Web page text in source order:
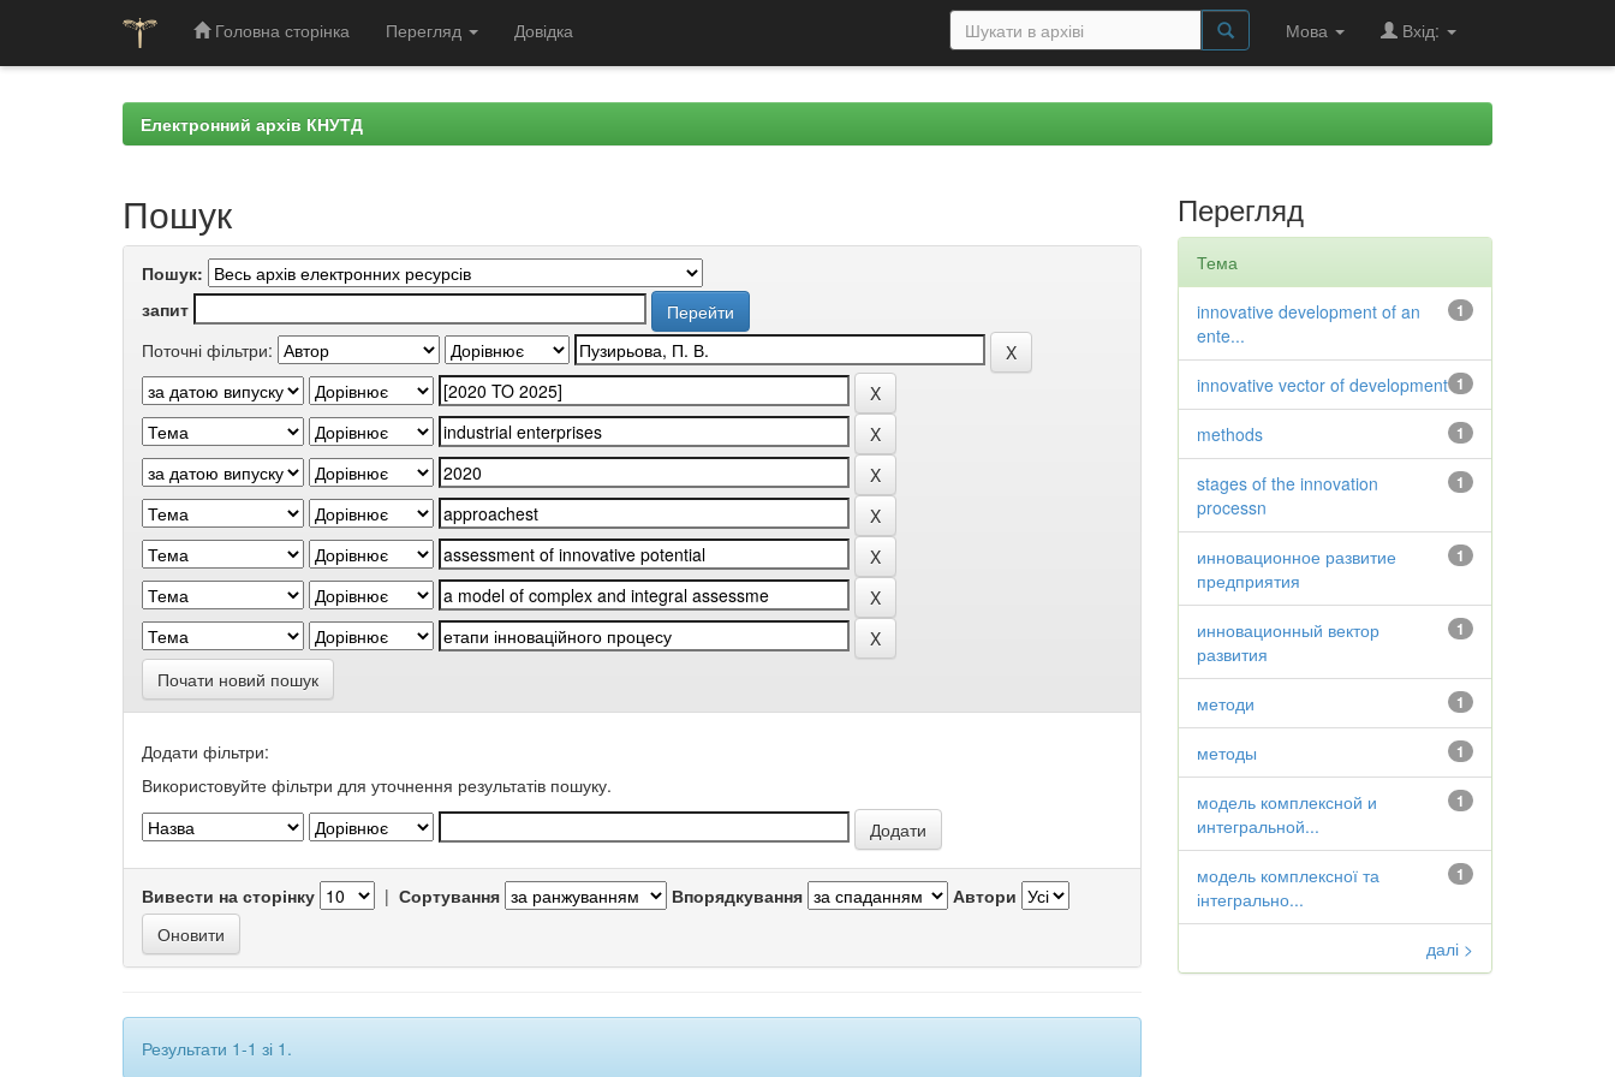
Головна сторінка Перегляд Довідка Мова Вхід:
Електронний архів КНУТД
Пошук
Пошук:
запит
Поточні фільтри:
Почати новий пошук
Додати фільтри:
Використовуйте фільтри для уточнення результатів пошуку.
Вивести на сторінку | Сортування Впорядкування Автори
Результати 1-1 зі 1.
Перегляд
Тема
1
innovative development of an
ente...
1
innovative vector of development
1
methods
1
stages of the innovation
processn
1
инновационное развитие
предприятия
1
инновационный вектор
развития
1
методи
1
методы
1
модель комплексной и
интегральной...
1
модель комплексної та
інтегрально...
далі >